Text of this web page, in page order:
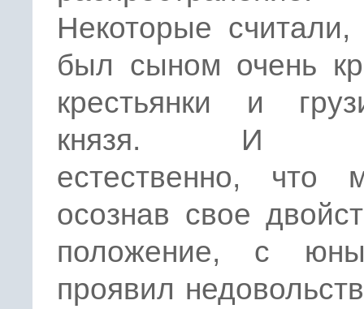
Некоторые
был сыном очень
крестьянки и
князя. И
естественно, что
осознав свое
положение, с
проявил